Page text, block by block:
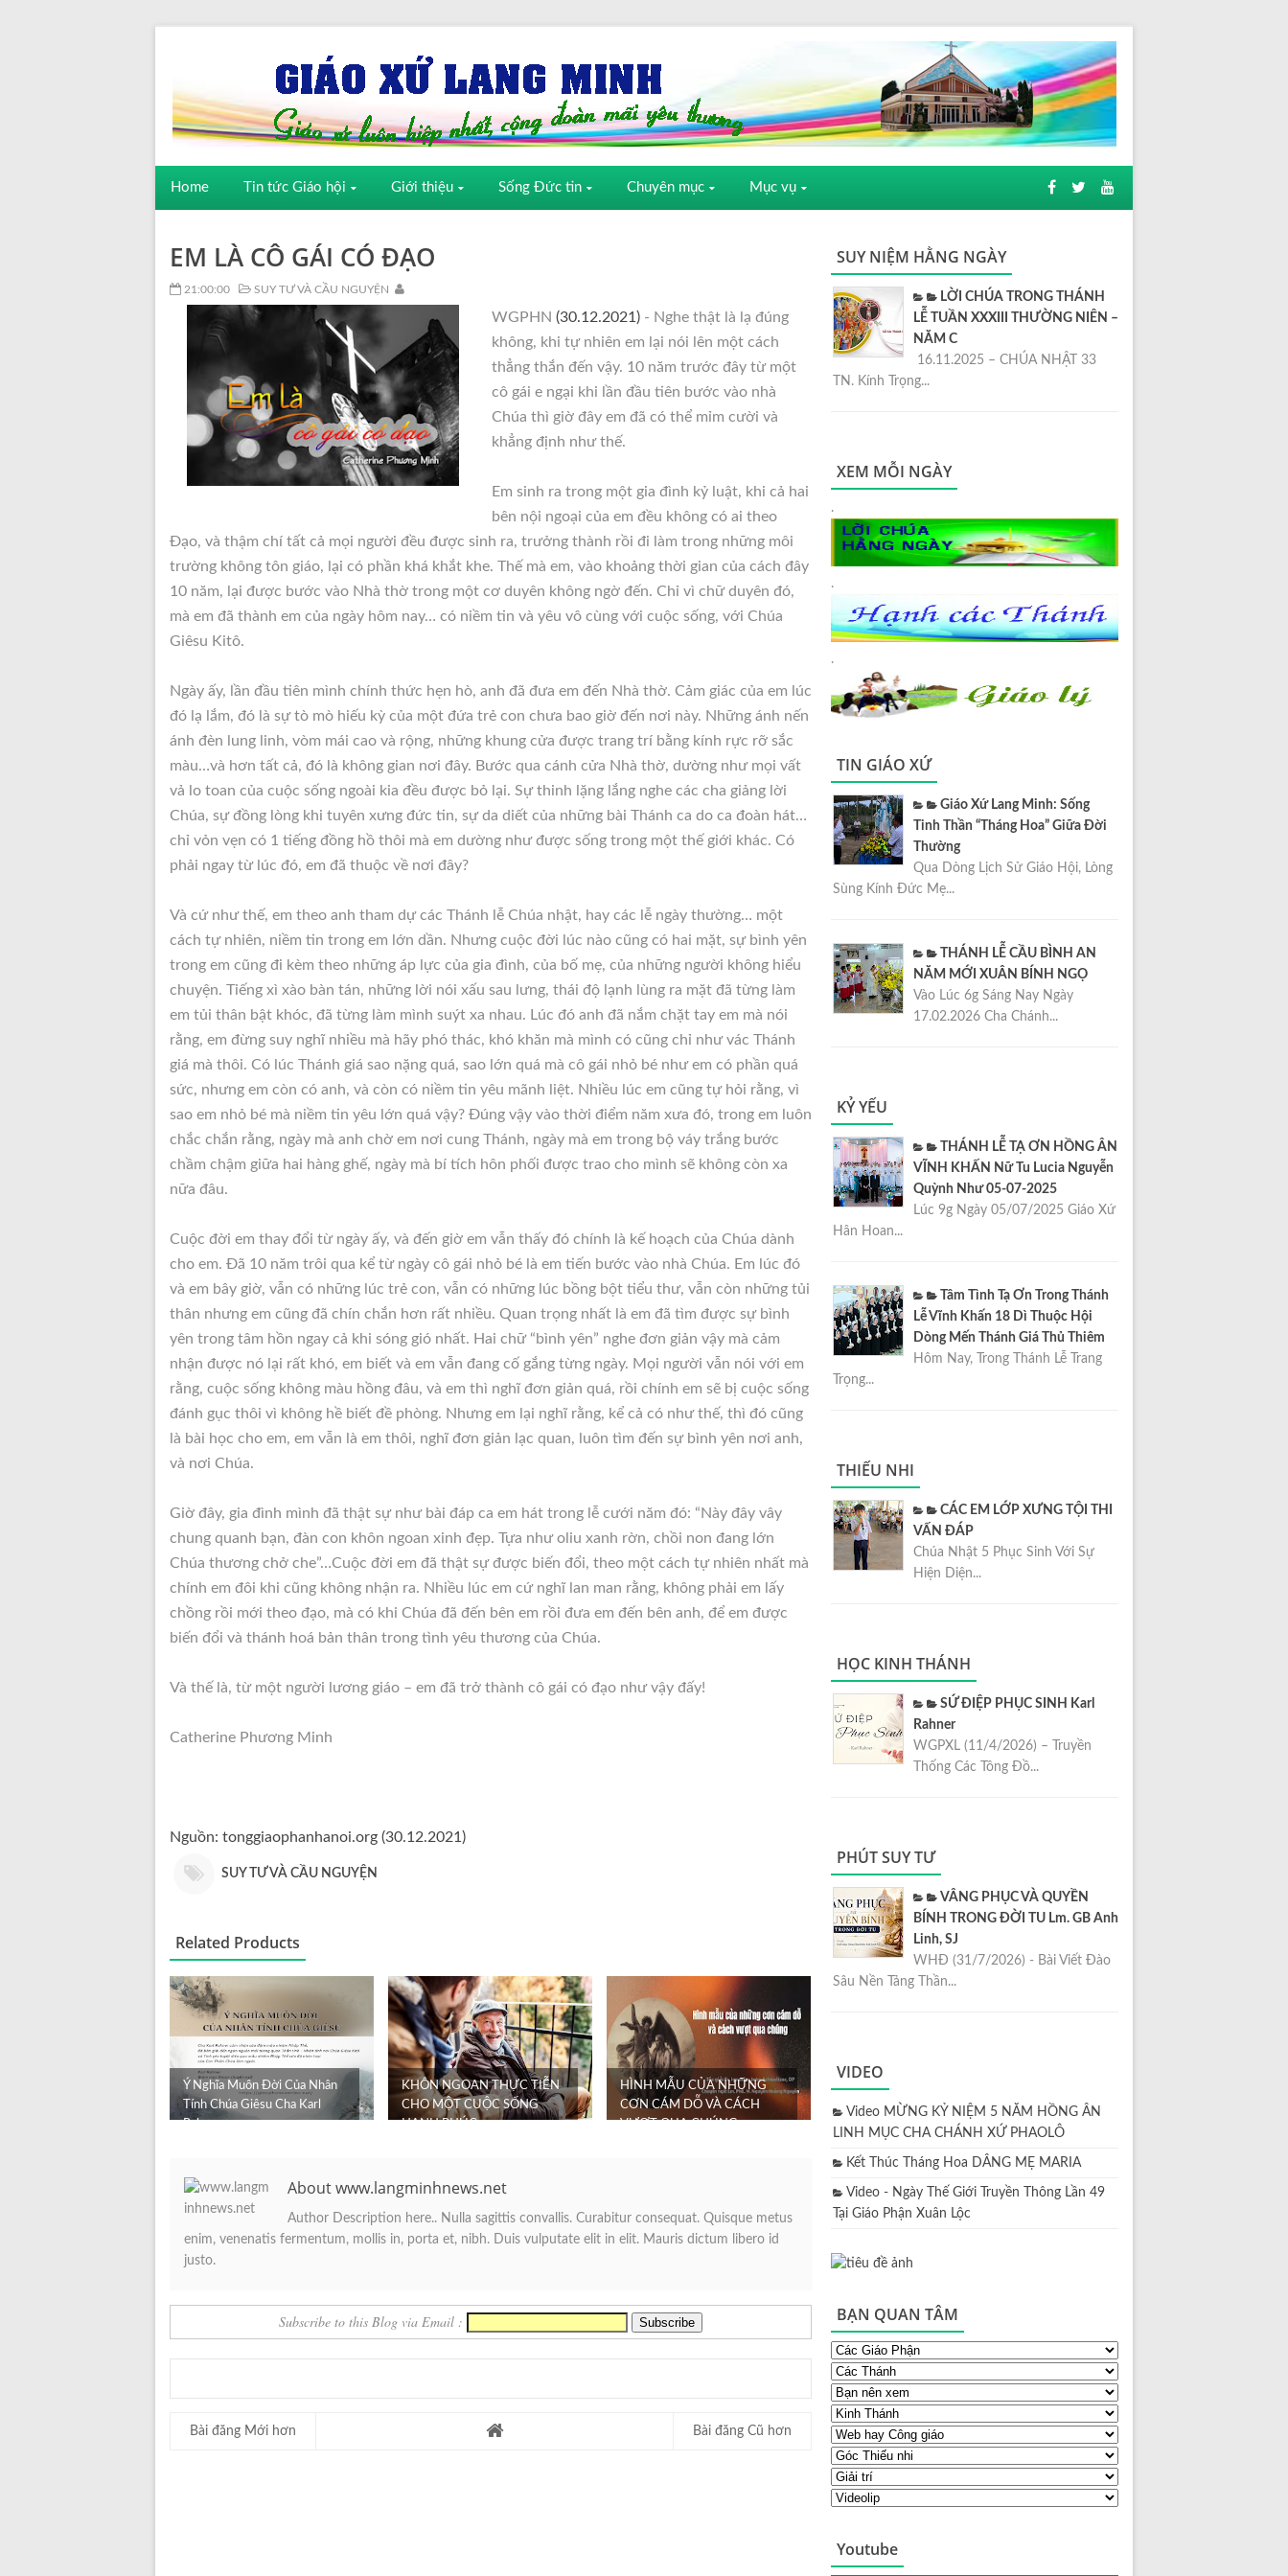
Home Tin tức Giáo hội Giới thiệu Sống Đức tin Chuyên mục Mục vụ
EM LÀ CÔ GÁI CÓ ĐẠO
21:00:00 SUY TƯ VÀ CẦU NGUYỆN
WGPHN (30.12.2021) - Nghe thật là lạ đúng
không, khi tự nhiên em lại nói lên một cách
thẳng thắn đến vậy. 10 năm trước đây từ một
cô gái e ngại khi lần đầu tiên bước vào nhà
Chúa thì giờ đây em đã có thể mỉm cười và
khẳng định như thế.
Em sinh ra trong một gia đình kỷ luật, khi cả hai
bên nội ngoại của em đều không có ai theo
Đạo, và thậm chí tất cả mọi người đều được sinh ra, trưởng thành rồi đi làm trong những môi
trường không tôn giáo, lại có phần khá khắt khe. Thế mà em, vào khoảng thời gian của cách đây
10 năm, lại được bước vào Nhà thờ trong một cơ duyên không ngờ đến. Chỉ vì chữ duyên đó,
mà em đã thành em của ngày hôm nay… có niềm tin và yêu vô cùng với cuộc sống, với Chúa
Giêsu Kitô.
Ngày ấy, lần đầu tiên mình chính thức hẹn hò, anh đã đưa em đến Nhà thờ. Cảm giác của em lúc
đó lạ lắm, đó là sự tò mò hiếu kỳ của một đứa trẻ con chưa bao giờ đến nơi này. Những ánh nến
ánh đèn lung linh, vòm mái cao và rộng, những khung cửa được trang trí bằng kính rực rỡ sắc
màu…và hơn tất cả, đó là không gian nơi đây. Bước qua cánh cửa Nhà thờ, dường như mọi vất
vả lo toan của cuộc sống ngoài kia đều được bỏ lại. Sự thinh lặng lắng nghe các cha giảng lời
Chúa, sự đồng lòng khi tuyên xưng đức tin, sự da diết của những bài Thánh ca do ca đoàn hát…
chỉ vỏn vẹn có 1 tiếng đồng hồ thôi mà em dường như được sống trong một thế giới khác. Có
phải ngay từ lúc đó, em đã thuộc về nơi đây?
Và cứ như thế, em theo anh tham dự các Thánh lễ Chúa nhật, hay các lễ ngày thường… một
cách tự nhiên, niềm tin trong em lớn dần. Nhưng cuộc đời lúc nào cũng có hai mặt, sự bình yên
trong em cũng đi kèm theo những áp lực của gia đình, của bố mẹ, của những người không hiểu
chuyện. Tiếng xì xào bàn tán, những lời nói xấu sau lưng, thái độ lạnh lùng ra mặt đã từng làm
em tủi thân bật khóc, đã từng làm mình suýt xa nhau. Lúc đó anh đã nắm chặt tay em mà nói
rằng, em đừng suy nghĩ nhiều mà hãy phó thác, khó khăn mà mình có cũng chỉ như vác Thánh
giá mà thôi. Có lúc Thánh giá sao nặng quá, sao lớn quá mà cô gái nhỏ bé như em có phần quá
sức, nhưng em còn có anh, và còn có niềm tin yêu mãnh liệt. Nhiều lúc em cũng tự hỏi rằng, vì
sao em nhỏ bé mà niềm tin yêu lớn quá vậy? Đúng vậy vào thời điểm năm xưa đó, trong em luôn
chắc chắn rằng, ngày mà anh chờ em nơi cung Thánh, ngày mà em trong bộ váy trắng bước
chầm chậm giữa hai hàng ghế, ngày mà bí tích hôn phối được trao cho mình sẽ không còn xa
nữa đâu.
Cuộc đời em thay đổi từ ngày ấy, và đến giờ em vẫn thấy đó chính là kế hoạch của Chúa dành
cho em. Đã 10 năm trôi qua kể từ ngày cô gái nhỏ bé là em tiến bước vào nhà Chúa. Em lúc đó
và em bây giờ, vẫn có những lúc trẻ con, vẫn có những lúc bồng bột tiểu thư, vẫn còn những tủi
thân nhưng em cũng đã chín chắn hơn rất nhiều. Quan trọng nhất là em đã tìm được sự bình
yên trong tâm hồn ngay cả khi sóng gió nhất. Hai chữ “bình yên” nghe đơn giản vậy mà cảm
nhận được nó lại rất khó, em biết và em vẫn đang cố gắng từng ngày. Mọi người vẫn nói với em
rằng, cuộc sống không màu hồng đâu, và em thì nghĩ đơn giản quá, rồi chính em sẽ bị cuộc sống
đánh gục thôi vì không hề biết đề phòng. Nhưng em lại nghĩ rằng, kể cả có như thế, thì đó cũng
là bài học cho em, em vẫn là em thôi, nghĩ đơn giản lạc quan, luôn tìm đến sự bình yên nơi anh,
và nơi Chúa.
Giờ đây, gia đình mình đã thật sự như bài đáp ca em hát trong lễ cưới năm đó: “Này đây vây
chung quanh bạn, đàn con khôn ngoan xinh đẹp. Tựa như oliu xanh rờn, chồi non đang lớn
Chúa thương chở che”…Cuộc đời em đã thật sự được biến đổi, theo một cách tự nhiên nhất mà
chính em đôi khi cũng không nhận ra. Nhiều lúc em cứ nghĩ lan man rằng, không phải em lấy
chồng rồi mới theo đạo, mà có khi Chúa đã đến bên em rồi đưa em đến bên anh, để em được
biến đổi và thánh hoá bản thân trong tình yêu thương của Chúa.
Và thế là, từ một người lương giáo – em đã trở thành cô gái có đạo như vậy đấy!
Catherine Phương Minh
Nguồn: tonggiaophanhanoi.org (30.12.2021)
SUY TƯ VÀ CẦU NGUYỆN
Related Products
Ý Nghĩa Muôn Đời Của Nhân
Tính Chúa Giêsu Cha Karl
Rahner
KHÔN NGOAN THỰC TIỄN
CHO MỘT CUỘC SỐNG
HẠNH PHÚC
HÌNH MẪU CỦA NHỮNG
CƠN CÁM DỖ VÀ CÁCH
VƯỢT QUA CHÚNG
About www.langminhnews.net
Author Description here.. Nulla sagittis convallis. Curabitur consequat. Quisque metus
enim, venenatis fermentum, mollis in, porta et, nibh. Duis vulputate elit in elit. Mauris dictum libero id
justo.
Subscribe to this Blog via Email :
Bài đăng Mới hơn Bài đăng Cũ hơn
SUY NIỆM HẰNG NGÀY
LỜI CHÚA TRONG THÁNH
LỄ TUẦN XXXIII THƯỜNG NIÊN –
NĂM C
16.11.2025 – CHÚA NHẬT 33
TN. Kính Trọng...
XEM MỖI NGÀY
.
.
.
TIN GIÁO XỨ
Giáo Xứ Lang Minh: Sống
Tinh Thần “Tháng Hoa” Giữa Đời
Thường
Qua Dòng Lịch Sử Giáo Hội, Lòng
Sùng Kính Đức Mẹ...
THÁNH LỄ CẦU BÌNH AN
NĂM MỚI XUÂN BÍNH NGỌ
Vào Lúc 6g Sáng Nay Ngày
17.02.2026 Cha Chánh...
KỶ YẾU
THÁNH LỄ TẠ ƠN HỒNG ÂN
VĨNH KHẤN Nữ Tu Lucia Nguyễn
Quỳnh Như 05-07-2025
Lúc 9g Ngày 05/07/2025 Giáo Xứ
Hân Hoan...
Tâm Tình Tạ Ơn Trong Thánh
Lễ Vĩnh Khấn 18 Dì Thuộc Hội
Dòng Mến Thánh Giá Thủ Thiêm
Hôm Nay, Trong Thánh Lễ Trang
Trọng...
THIẾU NHI
CÁC EM LỚP XƯNG TỘI THI
VẤN ĐÁP
Chúa Nhật 5 Phục Sinh Với Sự
Hiện Diện...
HỌC KINH THÁNH
SỨ ĐIỆP PHỤC SINH Karl
Rahner
WGPXL (11/4/2026) – Truyền
Thống Các Tông Đồ...
PHÚT SUY TƯ
VÂNG PHỤC VÀ QUYỀN
BÍNH TRONG ĐỜI TU Lm. GB Anh
Linh, SJ
WHĐ (31/7/2026) - Bài Viết Đào
Sâu Nền Tảng Thần...
VIDEO
Video MỪNG KỶ NIỆM 5 NĂM HỒNG ÂN
LINH MỤC CHA CHÁNH XỨ PHAOLÔ
Kết Thúc Tháng Hoa DÂNG MẸ MARIA
Video - Ngày Thế Giới Truyền Thông Lần 49
Tại Giáo Phận Xuân Lộc
BẠN QUAN TÂM
Youtube